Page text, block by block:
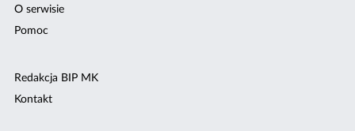
O serwisie
Pomoc
Redakcja BIP MK
Kontakt